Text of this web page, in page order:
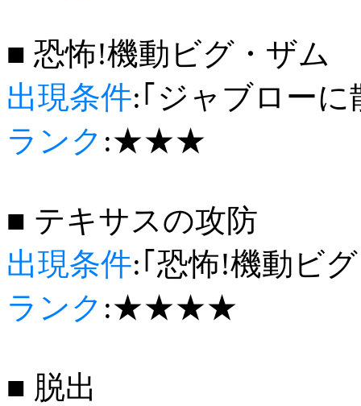
■ 恐怖!機動ビグ・ザム
出現条件:｢ジャブロー
ランク :★★★
■ テキサスの攻防
出現条件:｢恐怖!機動ビ
ランク :★★★★
■ 脱出